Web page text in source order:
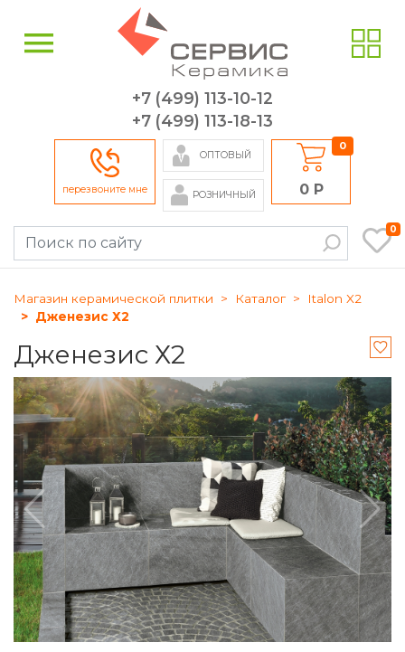
+7 (499) 113-10-12
+7 (499) 113-18-13
перезвоните мне
ОПТОВЫЙ
РОЗНИЧНЫЙ
0
0 Р
0
Магазин керамической плитки Каталог
Italon X2
Дженезис Х2
Дженезис Х2